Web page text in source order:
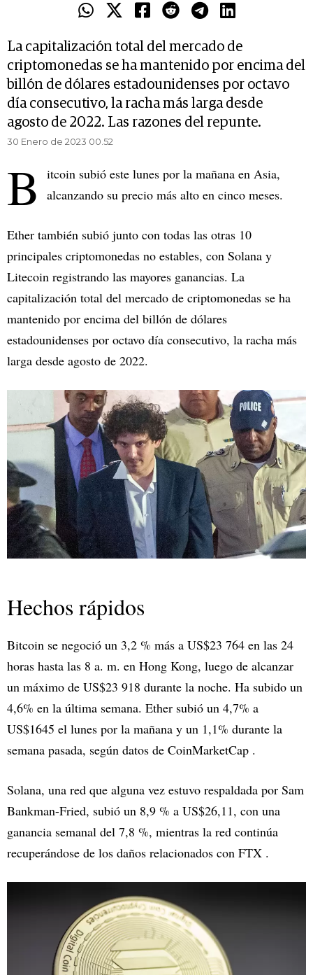
La capitalización total del mercado de
criptomonedas se ha mantenido por encima del
billón de dólares estadounidenses por octavo
día consecutivo, la racha más larga desde
agosto de 2022. Las razones del repunte.
30 Enero de 2023 00.52
B
itcoin subió este lunes por la mañana en Asia,
alcanzando su precio más alto en cinco meses.
Ether también subió junto con todas las otras 10
principales criptomonedas no estables, con Solana y
Litecoin registrando las mayores ganancias. La
capitalización total del mercado de criptomonedas se ha
mantenido por encima del billón de dólares
estadounidenses por octavo día consecutivo, la racha más
larga desde agosto de 2022.
Hechos rápidos
Bitcoin se negoció un 3,2 % más a US$23 764 en las 24
horas hasta las 8 a. m. en Hong Kong, luego de alcanzar
un máximo de US$23 918 durante la noche. Ha subido un
4,6% en la última semana. Ether subió un 4,7% a
US$1645 el lunes por la mañana y un 1,1% durante la
semana pasada, según datos de CoinMarketCap .
Solana, una red que alguna vez estuvo respaldada por Sam
Bankman-Fried, subió un 8,9 % a US$26,11, con una
ganancia semanal del 7,8 %, mientras la red continúa
recuperándose de los daños relacionados con FTX .